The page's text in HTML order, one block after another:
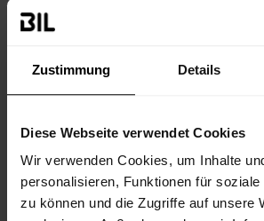
Zustimmung Details
Diese Webseite verwendet Cookies
Wir verwenden Cookies, um Inhalte
personalisieren, Funktionen für soziale
zu können und die Zugriffe auf unsere
Zeitpunkt der Kenntniserlangung
der Anbieter der Webseite keinen
diesem Grund kann der Anbieter für
keine Gewähr übernehmen.